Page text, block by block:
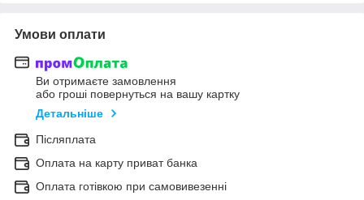
Умови оплати
Ви отримаєте замовлення
або гроші повернуться на вашу картку
Детальніше
Післяплата
Оплата на карту приват банка
Оплата готівкою при самовивезенні